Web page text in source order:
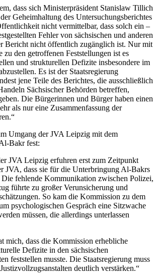
dass sich Ministerpräsident Stanislaw Tillich
Geheimhaltung des Untersuchungsberichtes
nicht vermittelbar, dass solch ein –
Fehler von sächsischen und anderen
Bericht nicht öffentlich zugänglich ist. Nur mit
zu den getroffenen Feststellungen ist es
und strukturellen Defizite insbesondere im
Es ist der Staatsregierung
jene Teile des Berichtes, die ausschließlich
Sächsischer Behörden betreffen,
Die Bürgerinnen und Bürger haben einen
als nur eine Zusammenfassung der
Umgang der JVA Leipzig mit dem
Bakr fest:
JVA Leipzig erfuhren erst zum Zeitpunkt
JVA, dass sie für die Unterbringung Al-Bakrs
fehlende Kommunikation zwischen Polizei,
führte zu großer Verunsicherung und
So kam die Kommission zu dem
psychologischen Gespräch eine Sitzwache
müssen, die allerdings unterlassen
mich, dass die Kommission erhebliche
Defizite in den sächsischen
feststellen musste. Die Staatsregierung muss
deutlich verstärken.“